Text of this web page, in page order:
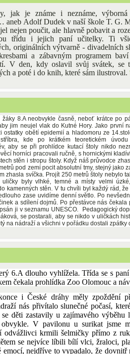
jak je známe i neznáme,
aneb Adolf Dudek v naší škole T. G.
nejen poučit, ale hlavně pobavit a
třídu i jejich paní učitelky. Ti
originálních výtvarně - divadelních
a zábavným programem
V den, kdy oslavil svůj svátek, se
a poté i do knih, které sám ilustroval.
8.A neobvykle časně, neboť krátce po
jim neujel vlak do Kutné Hory. Jako první
ostatky obětí epidemií a hladomoru ze
kde po krátkém teoretickém
aby se při prohlídce kutací štoly nikdo
horníci pracovali ručně, s hornickými
stěn i stropu štoly. Když náš průvodce
pod zemí pocit absolutní tmy, stejný jako
zhasla svíčka. Projít 250 metrů štoly nebylo
byly vlhké, temné a místy velmi
kamenných stěn. V tu chvíli byl každý rád,
zase uvidíme denní světlo. Po
a sdílení dojmů. Po přestávce nás čekala
ji v seznamu UNESCO. Pedagogický
se postarali, aby se nikdo v uličkách
na nádraží a všichni v pořádku dostali zpátky
6.A dlouho vyhlížela. Třída se s
čekala prohlídka Zoo Olomouc a
i České dráhy měly zpoždění
nás přivítalo slunečné počasí,
děti zastavily u zajímavého výběhu
V pavilonu u surikat jsme
odvážlivci krmili šelmičky přímo z
se nejvíce líbili bílí vlci, žraloci,
nejdříve to vypadalo, že